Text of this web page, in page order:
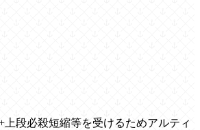
段必殺短縮等を受けるためアルティ